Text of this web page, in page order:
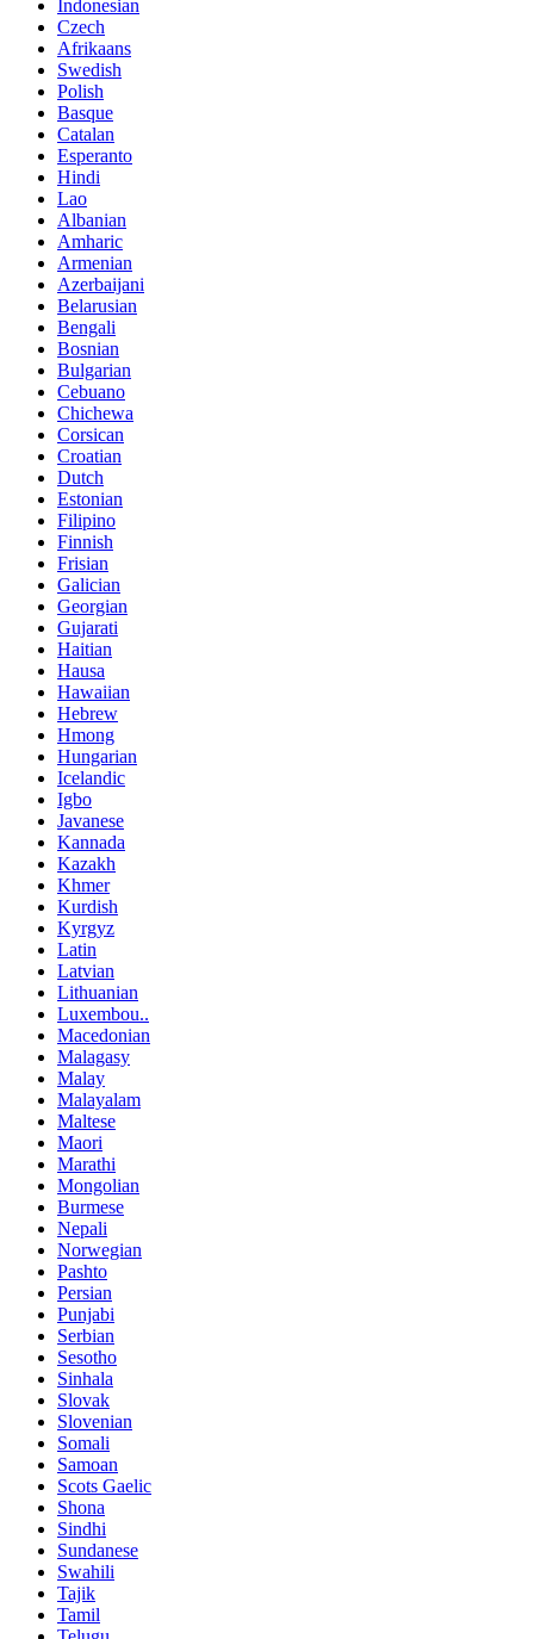
Indonesian
Czech
Afrikaans
Swedish
Polish
Basque
Catalan
Esperanto
Hindi
Lao
Albanian
Amharic
Armenian
Azerbaijani
Belarusian
Bengali
Bosnian
Bulgarian
Cebuano
Chichewa
Corsican
Croatian
Dutch
Estonian
Filipino
Finnish
Frisian
Galician
Georgian
Gujarati
Haitian
Hausa
Hawaiian
Hebrew
Hmong
Hungarian
Icelandic
Igbo
Javanese
Kannada
Kazakh
Khmer
Kurdish
Kyrgyz
Latin
Latvian
Lithuanian
Luxembou..
Macedonian
Malagasy
Malay
Malayalam
Maltese
Maori
Marathi
Mongolian
Burmese
Nepali
Norwegian
Pashto
Persian
Punjabi
Serbian
Sesotho
Sinhala
Slovak
Slovenian
Somali
Samoan
Scots Gaelic
Shona
Sindhi
Sundanese
Swahili
Tajik
Tamil